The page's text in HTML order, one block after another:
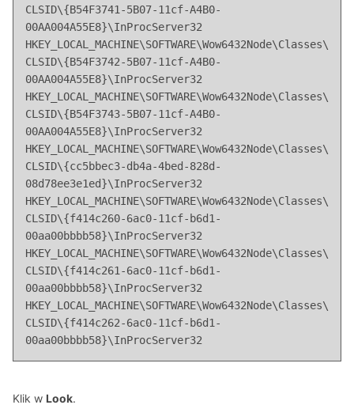
CLSID\{B54F3741-5B07-11cf-A4B0-
00AA004A55E8}\InProcServer32
HKEY_LOCAL_MACHINE\SOFTWARE\Wow6432Node\Classes\
CLSID\{B54F3742-5B07-11cf-A4B0-
00AA004A55E8}\InProcServer32
HKEY_LOCAL_MACHINE\SOFTWARE\Wow6432Node\Classes\
CLSID\{B54F3743-5B07-11cf-A4B0-
00AA004A55E8}\InProcServer32
HKEY_LOCAL_MACHINE\SOFTWARE\Wow6432Node\Classes\
CLSID\{cc5bbec3-db4a-4bed-828d-
08d78ee3e1ed}\InProcServer32
HKEY_LOCAL_MACHINE\SOFTWARE\Wow6432Node\Classes\
CLSID\{f414c260-6ac0-11cf-b6d1-
00aa00bbbb58}\InProcServer32
HKEY_LOCAL_MACHINE\SOFTWARE\Wow6432Node\Classes\
CLSID\{f414c261-6ac0-11cf-b6d1-
00aa00bbbb58}\InProcServer32
HKEY_LOCAL_MACHINE\SOFTWARE\Wow6432Node\Classes\
CLSID\{f414c262-6ac0-11cf-b6d1-
00aa00bbbb58}\InProcServer32
Klik w Look.